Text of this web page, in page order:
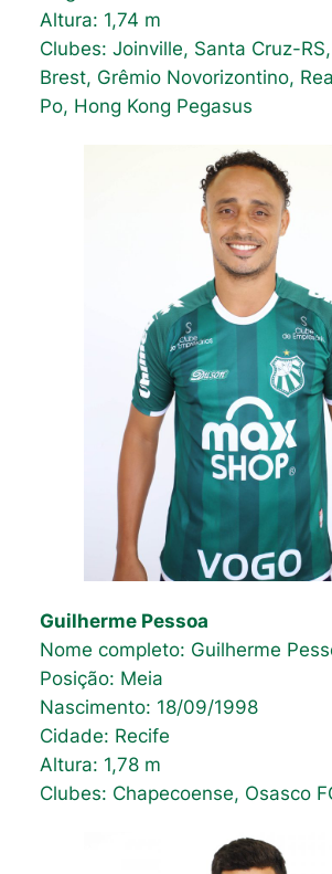
Altura: 1,74 m
Clubes: Joinville, Santa Cruz-
Brest, Grêmio Novorizontino,
Po, Hong Kong Pegasus
Guilherme Pessoa
Nome completo: Guilherme
Posição: Meia
Nascimento: 18/09/1998
Cidade: Recife
Altura: 1,78 m
Clubes: Chapecoense, Osasco